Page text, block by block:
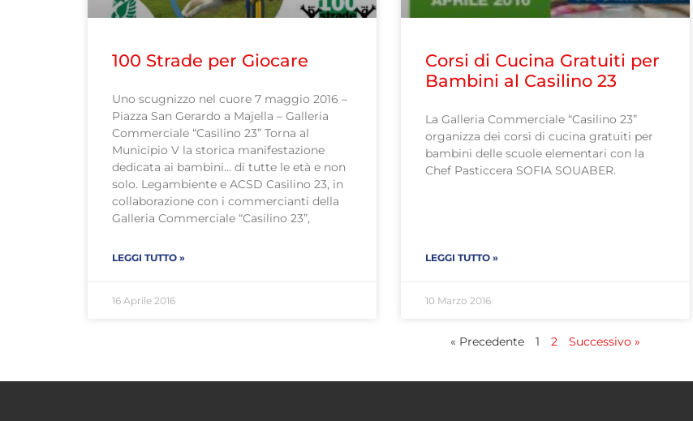
100 Strade per Giocare
Uno scugnizzo nel cuore 7 maggio 2016 –
Piazza San Gerardo a Majella – Galleria
Commerciale “Casilino 23” Torna al
Municipio V la storica manifestazione
dedicata ai bambini… di tutte le età e non
solo. Legambiente e ACSD Casilino 23, in
collaborazione con i commercianti della
Galleria Commerciale “Casilino 23”,
LEGGI TUTTO »
16 Aprile 2016
Corsi di Cucina Gratuiti per
Bambini al Casilino 23
La Galleria Commerciale “Casilino 23”
organizza dei corsi di cucina gratuiti per
bambini delle scuole elementari con la
Chef Pasticcera SOFIA SOUABER.
LEGGI TUTTO »
10 Marzo 2016
« Precedente 1 2 Successivo »